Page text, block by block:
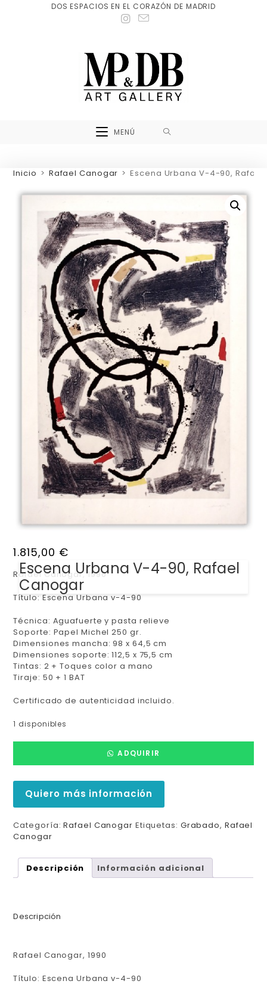
DOS ESPACIOS EN EL CORAZÓN DE MADRID
MENÚ
Inicio > Rafael Canogar > Escena Urbana V-4-90,
Escena Urbana V-4-90, Rafael
Canogar
1.815,00 €
Rafael Canogar, 1990
Título: Escena Urbana v-4-90
Técnica: Aguafuerte y pasta relieve
Soporte: Papel Michel 250 gr.
Dimensiones mancha: 98 x 64,5 cm
Dimensiones soporte: 112,5 x 75,5 cm
Tintas: 2 + Toques color a mano
Tiraje: 50 + 1 BAT
Certificado de autenticidad incluido.
1 disponibles
ADQUIRIR
Quiero más información
Categoría:Rafael Canogar Etiquetas: Grabado, Rafael
Canogar
Descripción Información adicional
Descripción
Rafael Canogar, 1990
Título: Escena Urbana v-4-90